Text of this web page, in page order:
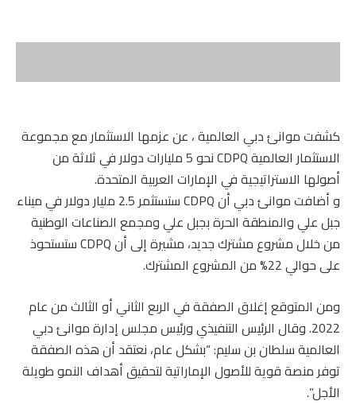
كشفت موانئ دبي العالمية ، عن عزمها الاستثمار مع مجموعة
الاستثمار العالمية CDPQ نحو 5 مليارات دولار في ثلاثة من
أصولها الاستراتيجية في الإمارات العربية المتحدة.
و أضافت موانئ دبي أن CDPQ ستستثمر 2.5 مليار دولار في ميناء
جبل علي والمنطقة الحرة بجبل علي ومجمع الصناعات الوطنية
من خلال مشروع مشترك جديد، مشيرة إلى أن CDPQ ستستحوذ
على حوالي 22% من المشروع المشترك.
ومن المتوقع إغلاق الصفقة في الربع الثاني أو الثالث من عام
2022. وقال الرئيس التنفيذي ورئيس مجلس إدارة موانئ دبي
العالمية سلطان بن سليم: “بشكل عام، نعتقد أن هذه الصفقة
توفر منصة قوية للأصول الإماراتية لتحقيق أهداف النمو طويلة
الأجل”.